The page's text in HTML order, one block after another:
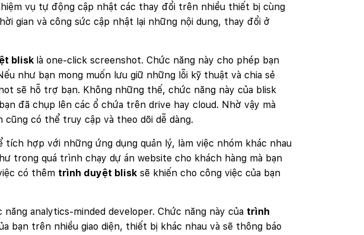
vụ tự động cập nhật các thay đổi trên nhiều thiết bị cùng
gian và công sức cập nhật lại những nội dung, thay đổi ở
blisk là one-click screenshot. Chức năng này cho phép bạn
như bạn mong muốn lưu giữ những lỗi kỹ thuật và chia sẻ
sẽ hỗ trợ bạn. Không những thế, chức năng này của blisk
đã chụp lên các ổ chứa trên drive hay cloud. Nhờ vậy mà
có thể truy cập và theo dõi dễ dàng.
tích hợp với những ứng dụng quản lý, làm việc nhóm khác nhau
trong quá trình chạy dự án website cho khách hàng mà bạn
có thêm trình duyệt blisksẽ khiến cho công việc của bạn
analytics-minded developer. Chức năng này của trình
bạn trên nhiều giao diện, thiết bị khác nhau và sẽ thông báo